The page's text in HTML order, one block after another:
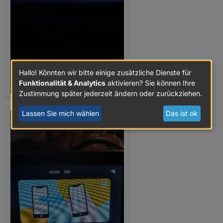
Hallo! Könnten wir bitte einige zusätzliche Dienste für
Funktionalität & Analytics aktivieren? Sie können Ihre
Zustimmung später jederzeit ändern oder zurückziehen.
Lassen Sie mich wählen Das ist ok